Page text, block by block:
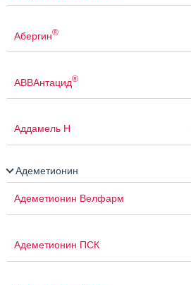
Абергин®
АВВАнтацид®
Аддамель Н
Адеметионин
Адеметионин Велфарм
Адеметионин ПСК